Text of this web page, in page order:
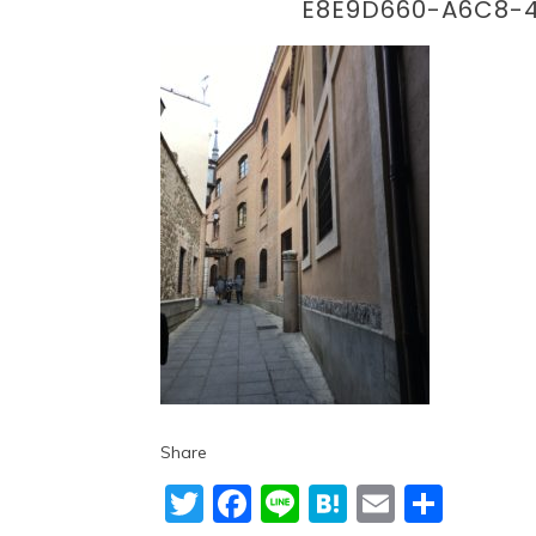
E8E9D660-A6C8-
Share
Twitter
Facebook
LineHatena
Email